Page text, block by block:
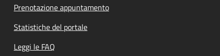
Prenotazione appuntamento
Statistiche del portale
Leggi le FAQ